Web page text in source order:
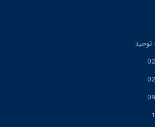
توحید